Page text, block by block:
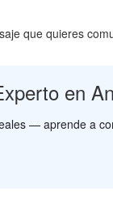
que quieres
en
— aprende a